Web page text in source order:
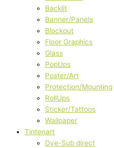
Backlit
Banner/Panels
Blockout
Floor Graphics
Glass
PopUps
Poster/Art
Protection/Mounting
RollUps
Sticker/Tattoos
Wallpaper
Tintenart
Dye-Sub direct